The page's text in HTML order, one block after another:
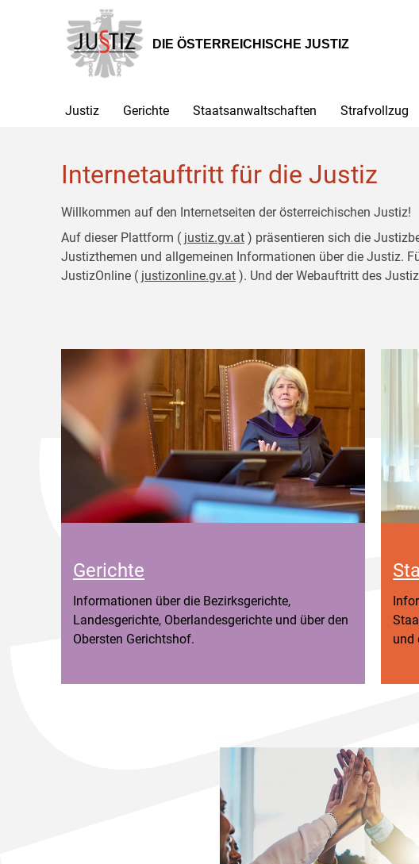
Hauptnavigation
[1]
Inhalt
[2]
DIE ÖSTERREICHISCHE JUSTIZ
Justiz Gerichte Staatsanwaltschaften Strafvollzug
Internetauftritt für die Justiz
Willkommen auf den Internetseiten der österreichischen Justiz!
Auf dieser Plattform ( justiz.gv.at ) präsentieren sich die
Justizthemen und allgemeinen Informationen über die Justiz.
JustizOnline ( justizonline.gv.at ). Und der Webauftritt des
Gerichte
Informationen über die Bezirksgerichte,
Landesgerichte, Oberlandesgerichte und über den
Obersten Gerichtshof.
und